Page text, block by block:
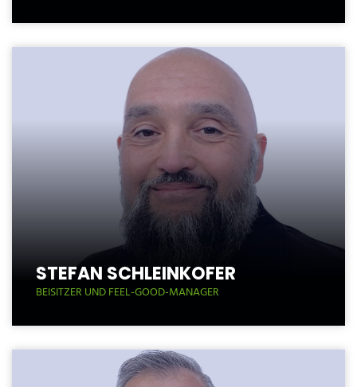
STEFAN SCHLEINKOFER
BEISITZER UND FEEL-GOOD-MANAGER